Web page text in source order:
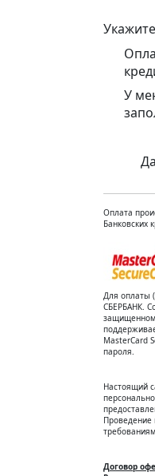
У
Оплата
Банковских
Для оплаты
СБЕРБАНК.
защищенном
MasterCard
пароля.
Настоящий
Проведение
Договор